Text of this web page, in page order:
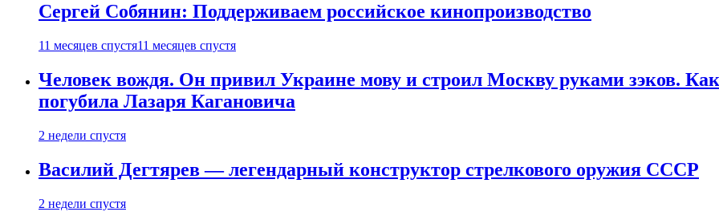
Сергей Собянин: Поддерживаем российское кинопроизводство
11 месяцев спустя11 месяцев спустя
Человек вождя. Он привил Украине мову и строил Москву руками зэков.
погубила Лазаря Кагановича
2 недели спустя
Василий Дегтярев — легендарный конструктор стрелкового оружия СССР
2 недели спустя